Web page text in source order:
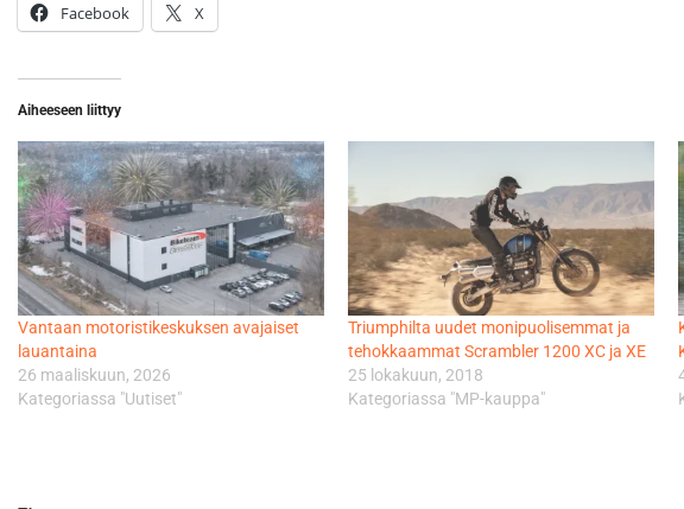
Facebook X
Aiheeseen liittyy
Vantaan motoristikeskuksen avajaiset
lauantaina
26 maaliskuun, 2026
Kategoriassa "Uutiset"
Triumphilta uudet monipuolisemmat ja
tehokkaammat Scrambler 1200 XC ja XE
25 lokakuun, 2018
Kategoriassa "MP-kauppa"